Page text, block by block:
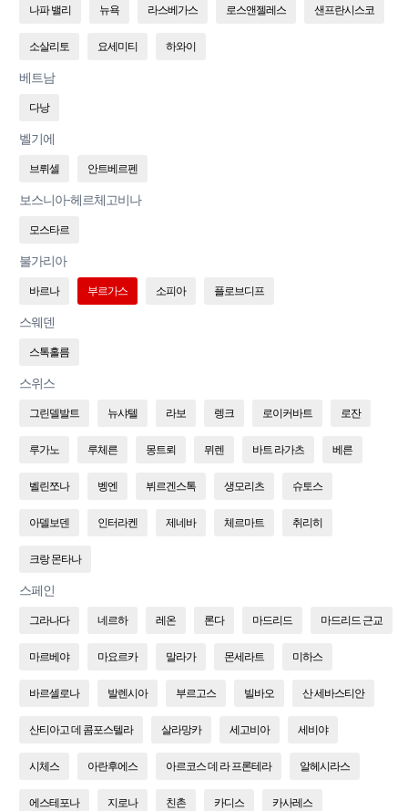
나파 밸리 뉴욕 라스베가스 로스앤젤레스 샌프란시스코
소살리토 요세미티 하와이
베트남
다낭
벨기에
브뤼셀 안트베르펜
보스니아-헤르체고비나
모스타르
불가리아
바르나 부르가스 소피아 플로브디프
스웨덴
스톡홀름
스위스
그린델발트 뉴샤텔 라보 렝크 로이커바트 로잔
루가노 루체른 몽트뢰 뮈렌 바트 라가츠 베른
벨린쪼나 벵엔 뷔르겐스톡 생모리츠 슈토스
아델보덴 인터라켄 제네바 체르마트 취리히
크랑 몬타나
스페인
그라나다 네르하 레온 론다 마드리드 마드리드 근교
마르베야 마요르카 말라가 몬세라트 미하스
바르셀로나 발렌시아 부르고스 빌바오 산 세바스티안
산티아고 데 콤포스텔라 살라망카 세고비아 세비야
시체스 아란후에스 아르코스 데 라 프론테라 알헤시라스
에스테포나 지로나 친촌 카디스 카사레스